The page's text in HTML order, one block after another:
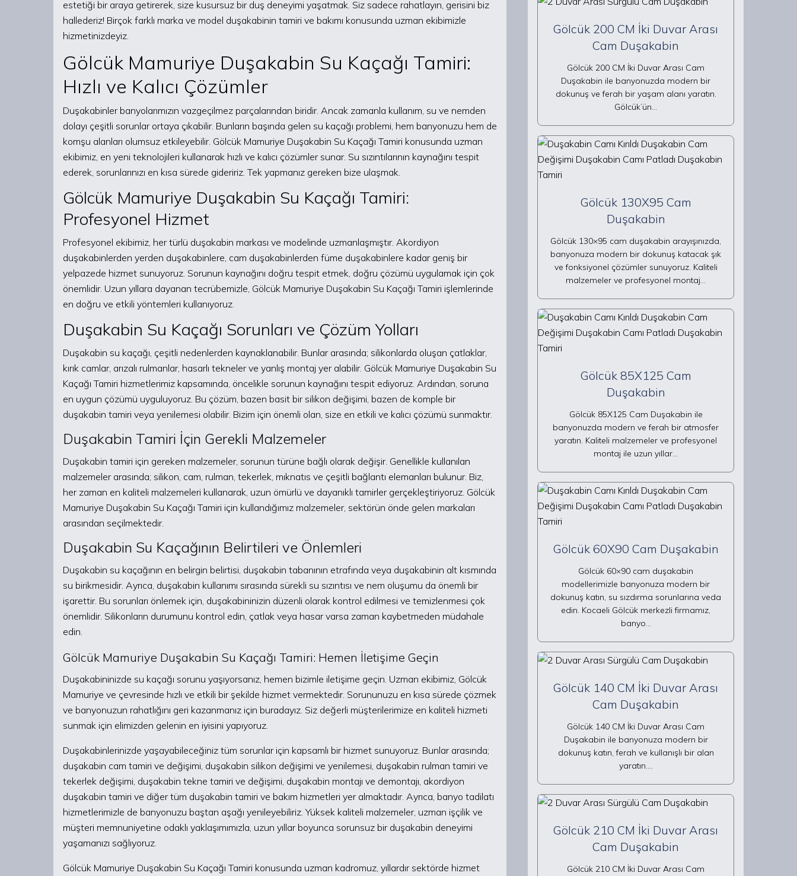
estetiği bir araya getirerek, size kusursuz bir duş deneyimi yaşatmak. Siz sadece rahatlayın, gerisini biz
hallederiz! Birçok farklı marka ve model duşakabinin tamiri ve bakımı konusunda uzman ekibimizle
hizmetinizdeyiz.
Gölcük Mamuriye Duşakabin Su Kaçağı Tamiri:
Hızlı ve Kalıcı Çözümler
Duşakabinler banyolarımızın vazgeçilmez parçalarından biridir. Ancak zamanla kullanım, su ve nemden
dolayı çeşitli sorunlar ortaya çıkabilir. Bunların başında gelen su kaçağı problemi, hem banyonuzu hem de
komşu alanları olumsuz etkileyebilir. Gölcük Mamuriye Duşakabin Su Kaçağı Tamiri konusunda uzman
ekibimiz, en yeni teknolojileri kullanarak hızlı ve kalıcı çözümler sunar. Su sızıntılarının kaynağını tespit
ederek, sorunlarınızı en kısa sürede gideririz. Tek yapmanız gereken bize ulaşmak.
Gölcük Mamuriye Duşakabin Su Kaçağı Tamiri:
Profesyonel Hizmet
Profesyonel ekibimiz, her türlü duşakabin markası ve modelinde uzmanlaşmıştır. Akordiyon
duşakabinlerden yerden duşakabinlere, cam duşakabinlerden füme duşakabinlere kadar geniş bir
yelpazede hizmet sunuyoruz. Sorunun kaynağını doğru tespit etmek, doğru çözümü uygulamak için çok
önemlidir. Uzun yıllara dayanan tecrübemizle, Gölcük Mamuriye Duşakabin Su Kaçağı Tamiri işlemlerinde
en doğru ve etkili yöntemleri kullanıyoruz.
Duşakabin Su Kaçağı Sorunları ve Çözüm Yolları
Duşakabin su kaçağı, çeşitli nedenlerden kaynaklanabilir. Bunlar arasında; silikonlarda oluşan çatlaklar,
kırık camlar, arızalı rulmanlar, hasarlı tekneler ve yanlış montaj yer alabilir. Gölcük Mamuriye Duşakabin Su
Kaçağı Tamiri hizmetlerimiz kapsamında, öncelikle sorunun kaynağını tespit ediyoruz. Ardından, soruna
en uygun çözümü uyguluyoruz. Bu çözüm, bazen basit bir silikon değişimi, bazen de komple bir
duşakabin tamiri veya yenilemesi olabilir. Bizim için önemli olan, size en etkili ve kalıcı çözümü sunmaktır.
Duşakabin Tamiri İçin Gerekli Malzemeler
Duşakabin tamiri için gereken malzemeler, sorunun türüne bağlı olarak değişir. Genellikle kullanılan
malzemeler arasında; silikon, cam, rulman, tekerlek, mıknatıs ve çeşitli bağlantı elemanları bulunur. Biz,
her zaman en kaliteli malzemeleri kullanarak, uzun ömürlü ve dayanıklı tamirler gerçekleştiriyoruz. Gölcük
Mamuriye Duşakabin Su Kaçağı Tamiri için kullandığımız malzemeler, sektörün önde gelen markaları
arasından seçilmektedir.
Duşakabin Su Kaçağının Belirtileri ve Önlemleri
Duşakabin su kaçağının en belirgin belirtisi, duşakabin tabanının etrafında veya duşakabinin alt kısmında
su birikmesidir. Ayrıca, duşakabin kullanımı sırasında sürekli su sızıntısı ve nem oluşumu da önemli bir
işarettir. Bu sorunları önlemek için, duşakabininizin düzenli olarak kontrol edilmesi ve temizlenmesi çok
önemlidir. Silikonların durumunu kontrol edin, çatlak veya hasar varsa zaman kaybetmeden müdahale
edin.
Gölcük Mamuriye Duşakabin Su Kaçağı Tamiri: Hemen İletişime Geçin
Duşakabininizde su kaçağı sorunu yaşıyorsanız, hemen bizimle iletişime geçin. Uzman ekibimiz, Gölcük
Mamuriye ve çevresinde hızlı ve etkili bir şekilde hizmet vermektedir. Sorununuzu en kısa sürede çözmek
ve banyonuzun rahatlığını geri kazanmanız için buradayız. Siz değerli müşterilerimize en kaliteli hizmeti
sunmak için elimizden gelenin en iyisini yapıyoruz.
Duşakabinlerinizde yaşayabileceğiniz tüm sorunlar için kapsamlı bir hizmet sunuyoruz. Bunlar arasında;
duşakabin cam tamiri ve değişimi, duşakabin silikon değişimi ve yenilemesi, duşakabin rulman tamiri ve
tekerlek değişimi, duşakabin tekne tamiri ve değişimi, duşakabin montajı ve demontajı, akordiyon
duşakabin tamiri ve diğer tüm duşakabin tamiri ve bakım hizmetleri yer almaktadır. Ayrıca, banyo tadilatı
hizmetlerimizle de banyonuzu baştan aşağı yenileyebiliriz. Yüksek kaliteli malzemeler, uzman işçilik ve
müşteri memnuniyetine odaklı yaklaşımımızla, uzun yıllar boyunca sorunsuz bir duşakabin deneyimi
yaşamanızı sağlıyoruz.
Gölcük Mamuriye Duşakabin Su Kaçağı Tamiri konusunda uzman kadromuz, yıllardır sektörde hizmet
Gölcük 200 CM İki Duvar Arası
Cam Duşakabin
Gölcük 200 CM İki Duvar Arası Cam
Duşakabin ile banyonuzda modern bir
dokunuş ve ferah bir yaşam alanı yaratın.
Gölcük’ün…
Gölcük 130X95 Cam
Duşakabin
Gölcük 130×95 cam duşakabin arayışınızda,
banyonuza modern bir dokunuş katacak şık
ve fonksiyonel çözümler sunuyoruz. Kaliteli
malzemeler ve profesyonel montaj…
Gölcük 85X125 Cam
Duşakabin
Gölcük 85X125 Cam Duşakabin ile
banyonuzda modern ve ferah bir atmosfer
yaratın. Kaliteli malzemeler ve profesyonel
montaj ile uzun yıllar…
Gölcük 60X90 Cam Duşakabin
Gölcük 60×90 cam duşakabin
modellerimizle banyonuza modern bir
dokunuş katın, su sızdırma sorunlarına veda
edin. Kocaeli Gölcük merkezli firmamız,
banyo…
Gölcük 140 CM İki Duvar Arası
Cam Duşakabin
Gölcük 140 CM İki Duvar Arası Cam
Duşakabin ile banyonuza modern bir
dokunuş katın, ferah ve kullanışlı bir alan
yaratın.…
Gölcük 210 CM İki Duvar Arası
Cam Duşakabin
Gölcük 210 CM İki Duvar Arası Cam